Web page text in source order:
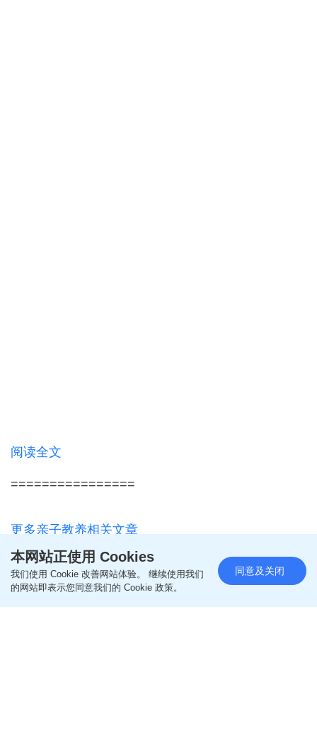
阅读全文
================
更多亲子教养相关文章
即likeOh爸妈FB，紧贴一手亲子资讯
本网站正使用 Cookies
我们使用 Cookie 改善网站体验。 继续使用我们
的网站即表示您同意我们的 Cookie 政策。
同意及关闭